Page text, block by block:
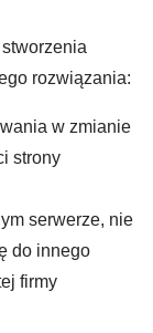
rozwiązania:
w zmianie
strony
serwerze, nie
do innego
firmy